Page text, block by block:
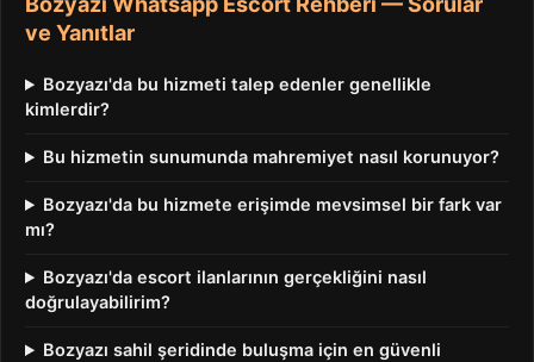
ve Yanıtlar
Bozyazı'da bu hizmeti talep edenler genellikle
kimlerdir?
Bu hizmetin sunumunda mahremiyet nasıl korunuyor?
Bozyazı'da bu hizmete erişimde mevsimsel bir fark var
mı?
Bozyazı'da escort ilanlarının gerçekliğini nasıl
doğrulayabilirim?
Bozyazı sahil şeridinde buluşma için en güvenli